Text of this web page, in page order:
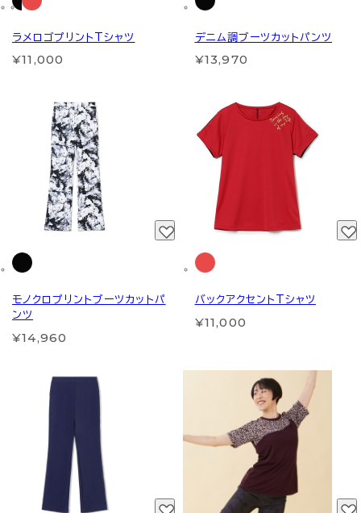
ラメロゴプリントTシャツ
¥11,000
デニム調ブーツカットパンツ
¥13,970
モノクロプリントブーツカットパ
ンツ
¥14,960
バックアクセントTシャツ
¥11,000